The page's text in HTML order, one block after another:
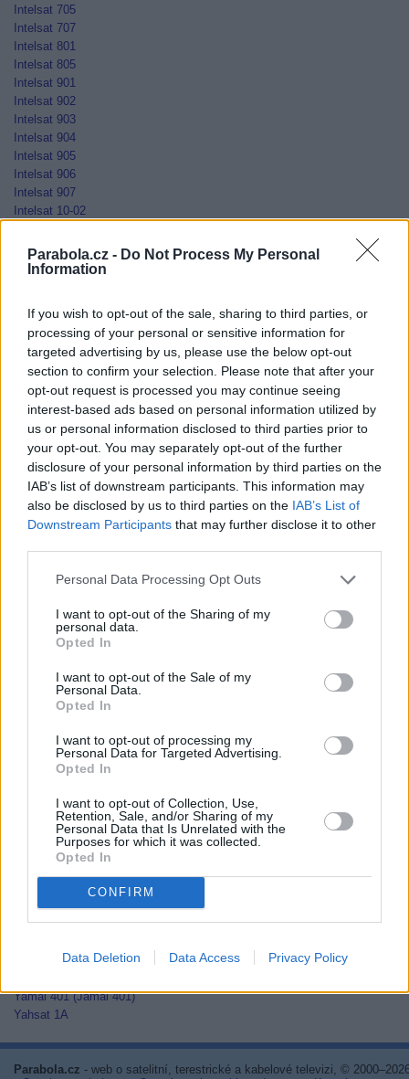
Parabola.cz - Do Not Process My Personal
Information
If you wish to opt-out of the sale, sharing to third parties, or
processing of your personal or sensitive information for
targeted advertising by us, please use the below opt-out
section to confirm your selection. Please note that after your
opt-out request is processed you may continue seeing
interest-based ads based on personal information utilized by
us or personal information disclosed to third parties prior to
your opt-out. You may separately opt-out of the further
disclosure of your personal information by third parties on the
IAB’s list of downstream participants. This information may
also be disclosed by us to third parties on the IAB’s List of
Downstream Participants that may further disclose it to other
Personal Data Processing Opt Outs
I want to opt-out of the Sharing of my
personal data.
Opted In
I want to opt-out of the Sale of my
Personal Data.
Opted In
I want to opt-out of processing my
Personal Data for Targeted Advertising.
Opted In
I want to opt-out of Collection, Use,
Retention, Sale, and/or Sharing of my
Personal Data that Is Unrelated with the
Purposes for which it was collected.
Opted In
CONFIRM
Data Deletion Data Access Privacy Policy
Intelsat 705
Intelsat 707
Intelsat 801
Intelsat 805
Intelsat 901
Intelsat 902
Intelsat 903
Intelsat 904
Intelsat 905
Intelsat 906
Intelsat 907
Intelsat 10-02
Jamal-202
Jamal-402
Nilesat 103
Nilesat 201
Nilesat 301
NSS 5
NSS 7
NSS 12
NSS 703
NSS 806
Optus A3
SES 4
SES 5
Sirius 2
Telecom 2C
Telstar 10
Telstar 11
Telstar 12
Thaicom 2
Thaicom 3
TurkmenÄlem52E/MonacoSat
Türksat 1C
Türksat 2A
Türksat 4A
Türksat 4B
Türksat 5B
Yamal 401 (Jamal 401)
Yahsat 1A
Parabola.cz - web o satelitní, terestrické a kabelové televizi, ©